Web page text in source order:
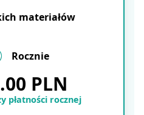
materiałów
Rocznie
PLN
płatności rocznej